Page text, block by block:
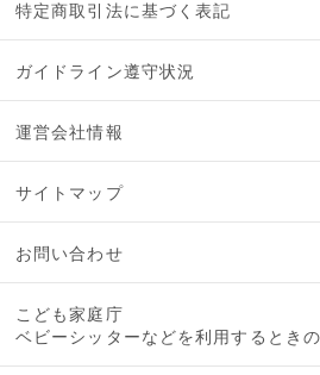
特定商取引法に基づく表記
ガイドライン遵守状況
運営会社情報
サイトマップ
お問い合わせ
こども家庭庁
ベビーシッターなどを利用するとき